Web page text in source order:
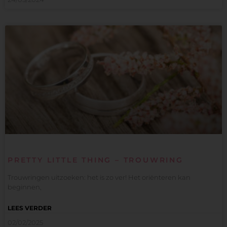
PRETTY LITTLE THING – TROUWRING
Trouwringen uitzoeken: het is zo ver! Het oriënteren kan
beginnen,
LEES VERDER